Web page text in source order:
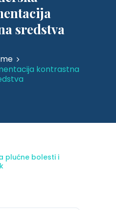
sredstva
kontrastna
plućne bolesti i